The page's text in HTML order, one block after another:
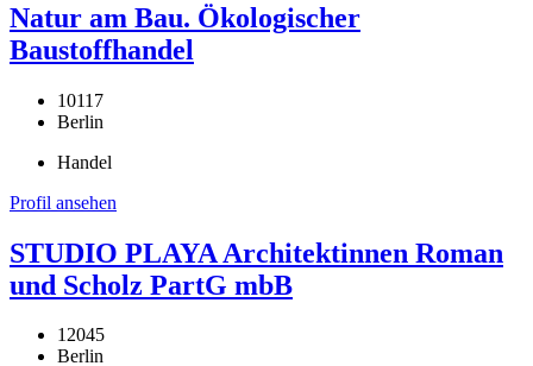
Natur am Bau. Ökologischer
Baustoffhandel
10117
Berlin
Handel
Profil ansehen
STUDIO PLAYA Architektinnen Roman
und Scholz PartG mbB
12045
Berlin